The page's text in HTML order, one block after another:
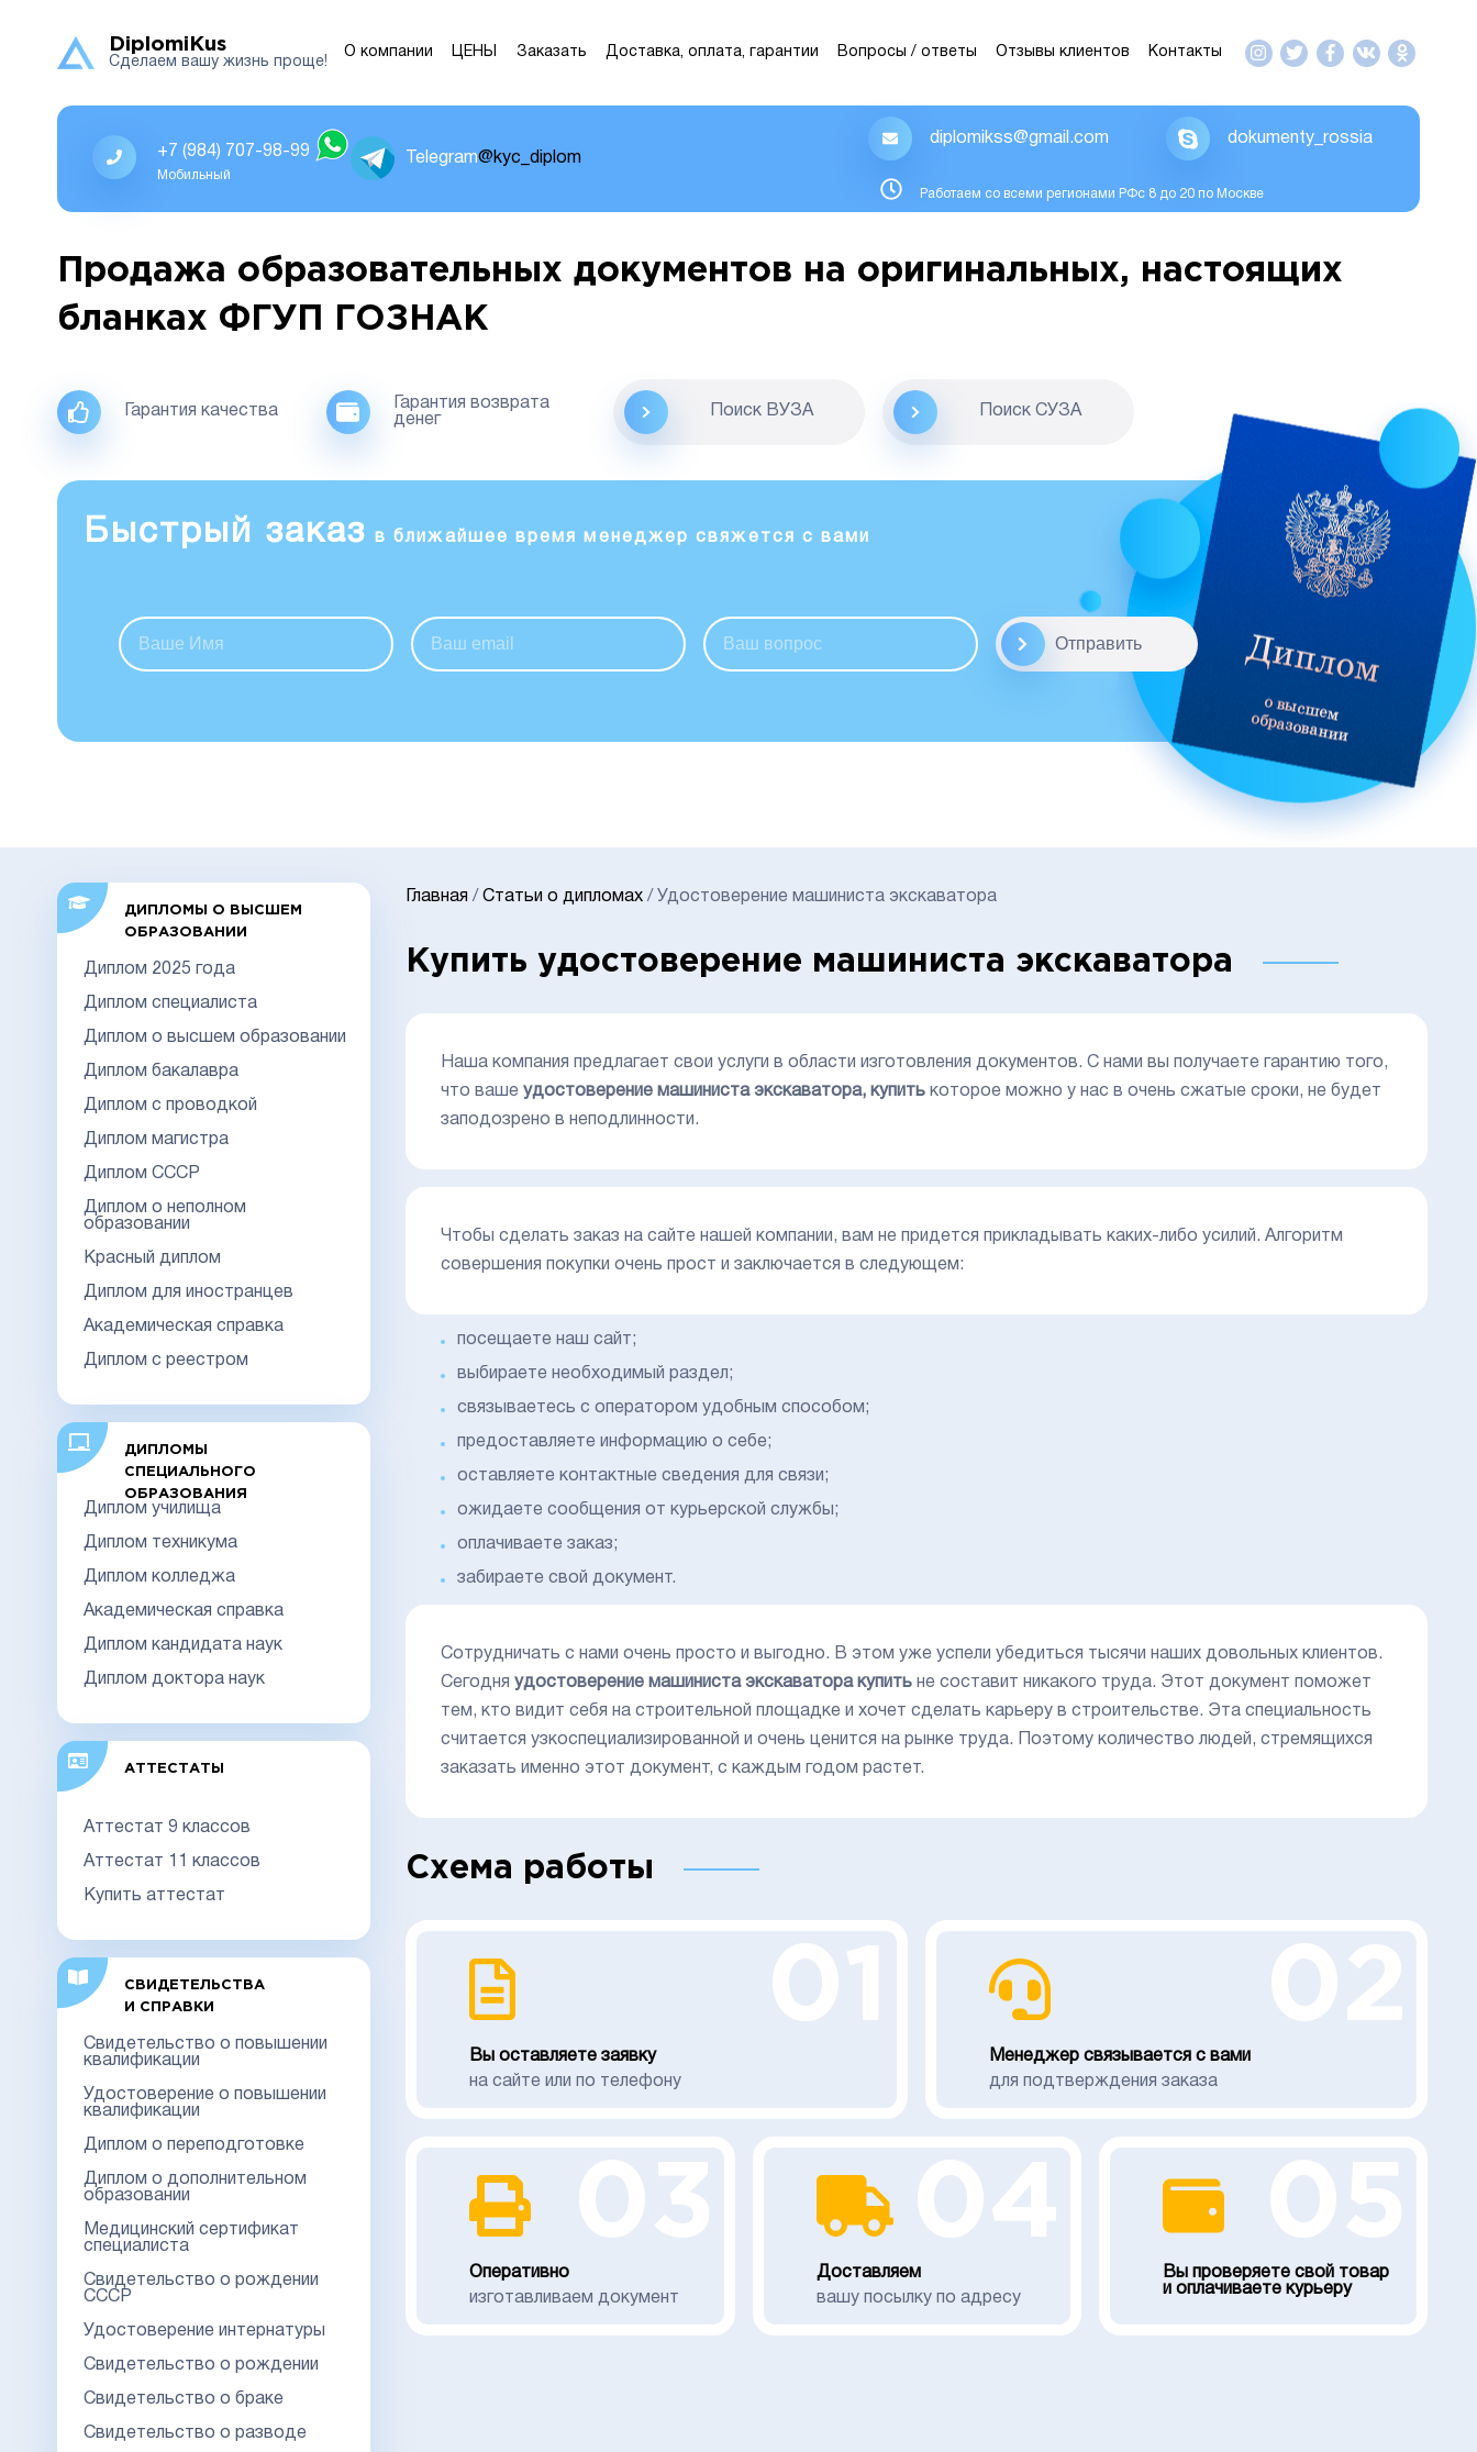
DiplomiKus
Сделаем вашу жизнь проще!
О компании ЦЕНЫ Заказать Доставка, оплата, гарантии Вопросы / ответы Отзывы клиентов Контакты
+7 (984) 707-98-99
Мобильный
Telegram@kyc_diplom
diplomikss@gmail.com dokumenty_rossia
Работаем со всеми регионами РФс 8 до 20 по Москве
Продажа образовательных документов на оригинальных, настоящих
бланках ФГУП ГОЗНАК
Гарантия качества
Гарантия возврата
денег
Поиск ВУЗА Поиск CУЗА
Быстрый заказ в ближайшее время менеджер свяжется с вами
Отправить
ДИПЛОМЫ О ВЫСШЕМ
ОБРАЗОВАНИИ
Диплом 2025 года
Диплом специалиста
Диплом о высшем образовании
Диплом бакалавра
Диплом с проводкой
Диплом магистра
Диплом СССР
Диплом о неполном
образовании
Красный диплом
Диплом для иностранцев
Академическая справка
Диплом с реестром
ДИПЛОМЫ
СПЕЦИАЛЬНОГО
ОБРАЗОВАНИЯ
Диплом училища
Диплом техникума
Диплом колледжа
Академическая справка
Диплом кандидата наук
Диплом доктора наук
АТТЕСТАТЫ
Аттестат 9 классов
Аттестат 11 классов
Купить аттестат
СВИДЕТЕЛЬСТВА
И СПРАВКИ
Свидетельство о повышении
квалификации
Удостоверение о повышении
квалификации
Диплом о переподготовке
Диплом о дополнительном
образовании
Медицинский сертификат
специалиста
Свидетельство о рождении
СССР
Удостоверение интернатуры
Свидетельство о рождении
Свидетельство о браке
Свидетельство о разводе
Главная /Статьи о дипломах / Удостоверение машиниста экскаватора
Купить удостоверение машиниста экскаватора
Наша компания предлагает свои услуги в области изготовления документов. С нами вы получаете гарантию того,
что вашеудостоверение машиниста экскаватора, купить которое можно у нас в очень сжатые сроки, не будет
заподозрено в неподлинности.
Чтобы сделать заказ на сайте нашей компании, вам не придется прикладывать каких-либо усилий. Алгоритм
совершения покупки очень прост и заключается в следующем:
посещаете наш сайт;
выбираете необходимый раздел;
связываетесь с оператором удобным способом;
предоставляете информацию о себе;
оставляете контактные сведения для связи;
ожидаете сообщения от курьерской службы;
оплачиваете заказ;
забираете свой документ.
Сотрудничать с нами очень просто и выгодно. В этом уже успели убедиться тысячи наших довольных клиентов.
Сегодняудостоверение машиниста экскаватора купить не составит никакого труда. Этот документ поможет
тем, кто видит себя на строительной площадке и хочет сделать карьеру в строительстве. Эта специальность
считается узкоспециализированной и очень ценится на рынке труда. Поэтому количество людей, стремящихся
заказать именно этот документ, с каждым годом растет.
Схема работы
Вы оставляете заявку
на сайте или по телефону
Менеджер связывается с вами
для подтверждения заказа
Оперативно
изготавливаем документ
Доставляем
вашу посылку по адресу
Вы проверяете свой товар
и оплачиваете курьеру